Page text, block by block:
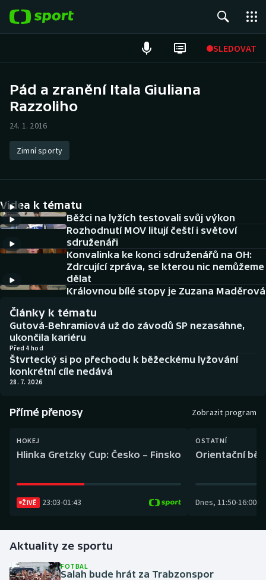
SLEDOVAT
Hokej
Atletika
DALŠÍ SPORTY
Americký fotbal
Baseball a softbal
Biatlon
Boby a skeleton
Curling
Dostihy
Futsal
Golf
Gymnastika
NEPŘEHLÉDNĚTE
Aplikace ČT sport
AZ kvíz
Pád a zranění Itala Giuliana
Razzoliho
24. 1. 2016
Zimní sporty
Videa k tématu
Běžci na lyžích testovali svůj výkon
Rozhodnutí MOV litují čeští i světoví
sdruženáři
Konvalinka ke konci sdruženářů na OH:
Zdrcující zpráva, se kterou nic nemůžeme
dělat
Královnou bílé stopy je Zuzana Maděrová
Články k tématu
Gutová-Behramiová už do závodů SP nezasáhne,
ukončila kariéru
Před 4 hod
Štvrtecký si po přechodu k běžeckému lyžování
konkrétní cíle nedává
28. 7. 2026
Přímé přenosy Zobrazit program
HOKEJ
Hlinka Gretzky Cup: Česko – Finsko
ŽIVĚ 23:03-01:43
OSTATNÍ
Orientační
Dnes, 11:50-16:00
Aktuality ze sportu
FOTBAL
Salah bude hrát za Trabzonspor